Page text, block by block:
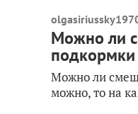
Можно ли
подкормки
Можно ли
можно, то на